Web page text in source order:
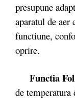
presupune
aparatul de
functiune,
oprire.
Functia
de temperatura